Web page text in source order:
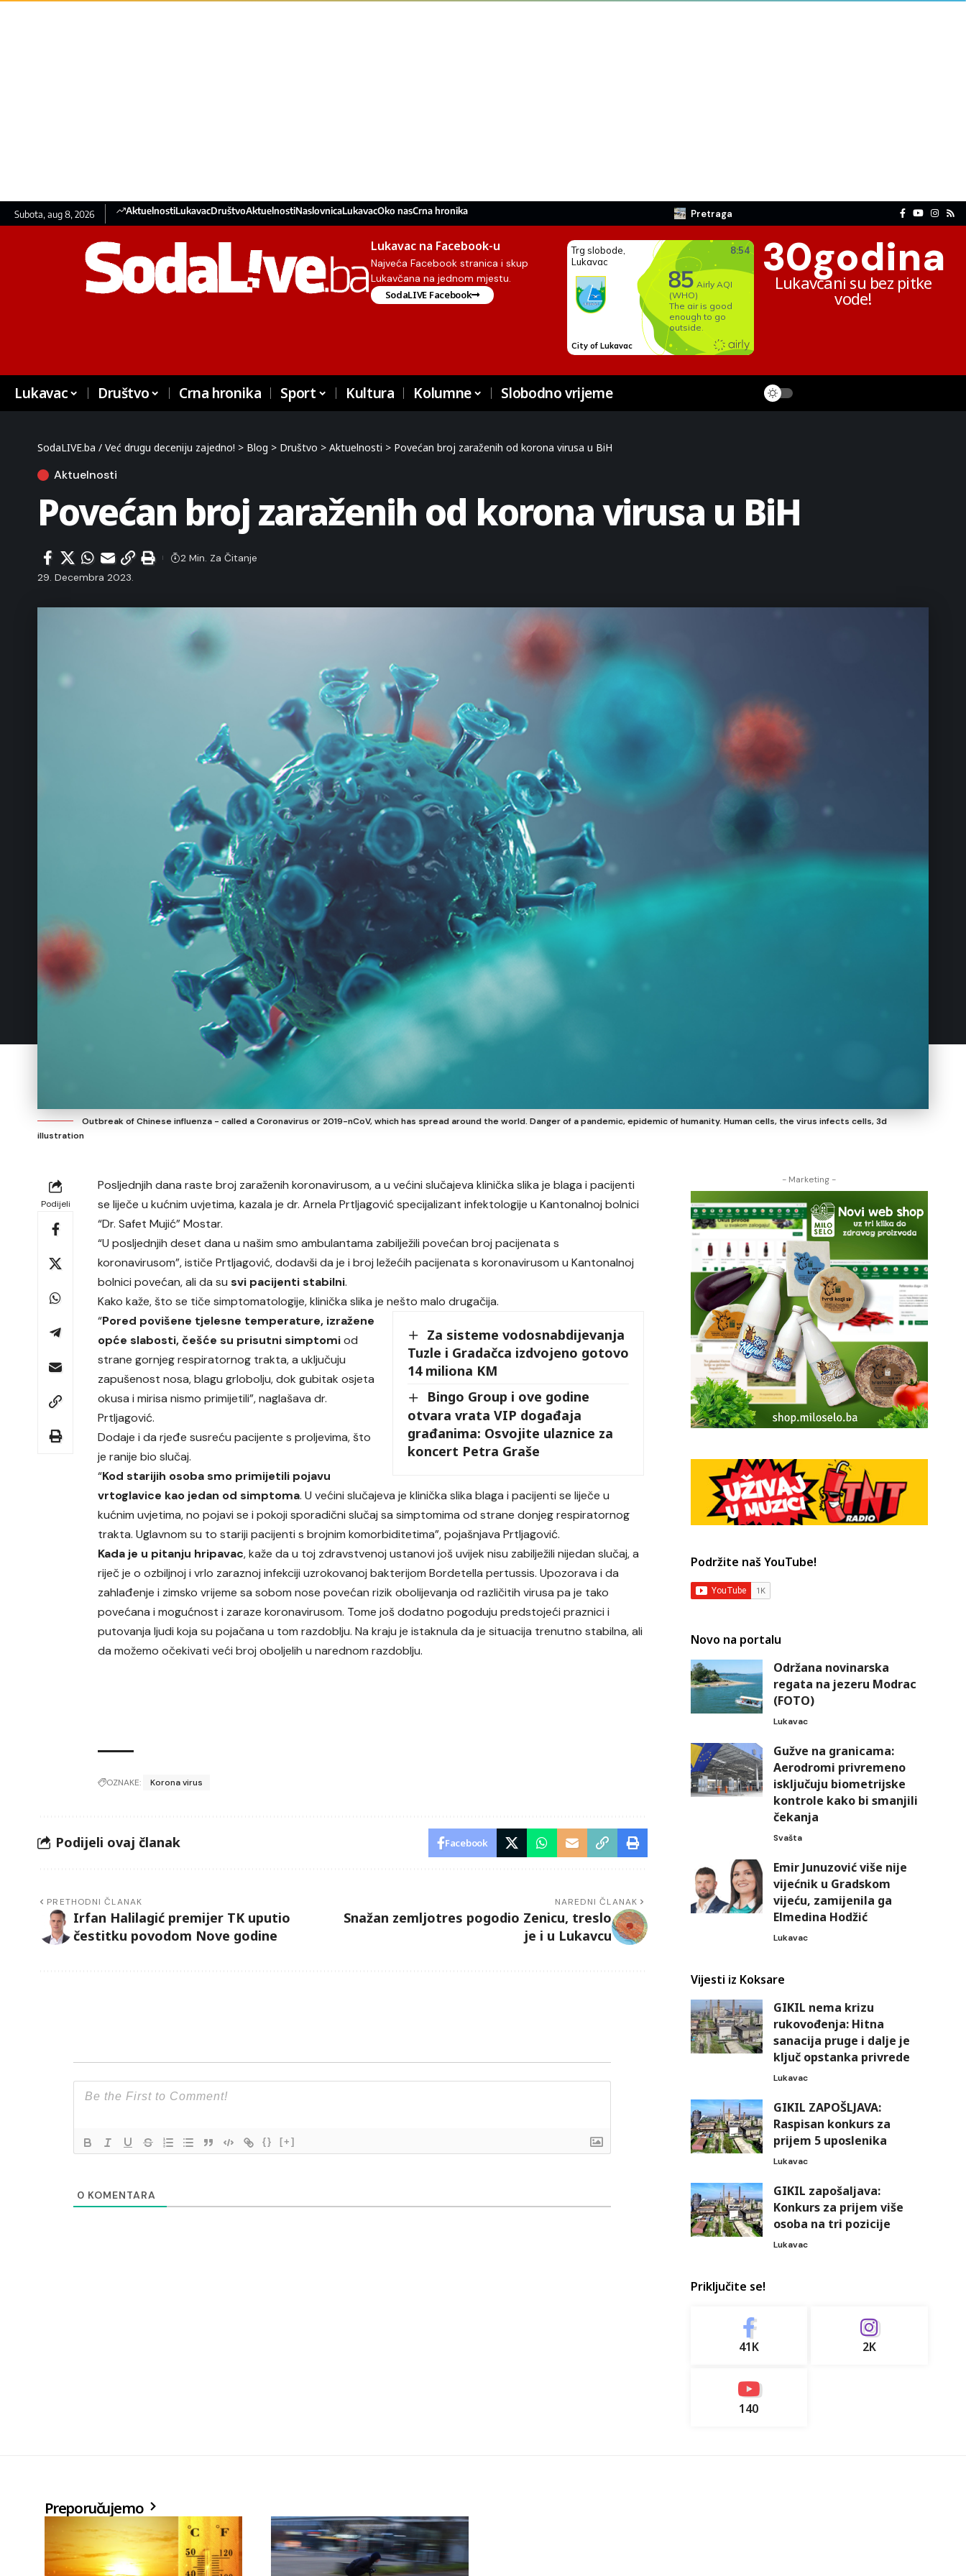
Subota, aug 8, 2026 AktuelnostiLukavacDruštvoAktuelnostiNaslovnicaLukavacOko nasCrna hronika Pretraga
Lukavac na Facebook-u
Najveća Facebook stranica i skup
Lukavčana na jednom mjestu.
SodaLIVE Facebook
30godina
Lukavčani su bez pitke
vode!
Lukavac Društvo Crna hronika Sport Kultura Kolumne Slobodno vrijeme
SodaLIVE.ba / Već drugu deceniju zajedno! > Blog > Društvo > Aktuelnosti > Povećan broj zaraženih od korona virusa u BiH
Aktuelnosti
Povećan broj zaraženih od korona virusa u BiH
29. Decembra 2023.
2 Min. Za Čitanje
Outbreak of Chinese influenza - called a Coronavirus or 2019-nCoV, which has spread around the world. Danger of a pandemic, epidemic of humanity. Human cells, the virus infects cells, 3d
illustration
Podijeli
Posljednjih dana raste broj zaraženih koronavirusom, a u većini slučajeva klinička slika je blaga i pacijenti
se liječe u kućnim uvjetima, kazala je dr. Arnela Prtljagović specijalizant infektologije u Kantonalnoj bolnici
“Dr. Safet Mujić” Mostar.
“U posljednjih deset dana u našim smo ambulantama zabilježili povećan broj pacijenata s
koronavirusom”, ističe Prtljagović, dodavši da je i broj ležećih pacijenata s koronavirusom u Kantonalnoj
bolnici povećan, ali da susvi pacijenti stabilni.
Kako kaže, što se tiče simptomatologije, klinička slika je nešto malo drugačija.
Za sisteme vodosnabdijevanja
Tuzle i Gradačca izdvojeno gotovo
14 miliona KM
Bingo Group i ove godine
otvara vrata VIP događaja
građanima: Osvojite ulaznice za
koncert Petra Graše
“Pored povišene tjelesne temperature, izražene
opće slabosti, češće su prisutni simptomiod
strane gornjeg respiratornog trakta, a uključuju
zapušenost nosa, blagu grlobolju, dok gubitak osjeta
okusa i mirisa nismo primijetili”, naglašava dr.
Prtljagović.
Dodaje i da rjeđe susreću pacijente s proljevima, što
je ranije bio slučaj.
“Kod starijih osoba smo primijetili pojavu
vrtoglavice kao jedan od simptoma. U većini slučajeva je klinička slika blaga i pacijenti se liječe u
kućnim uvjetima, no pojavi se i pokoji sporadični slučaj sa simptomima od strane donjeg respiratornog
trakta. Uglavnom su to stariji pacijenti s brojnim komorbiditetima”, pojašnjava Prtljagović.
Kada je u pitanju hripavac, kaže da u toj zdravstvenoj ustanovi još uvijek nisu zabilježili nijedan slučaj, a
riječ je o ozbiljnoj i vrlo zaraznoj infekciji uzrokovanoj bakterijom Bordetella pertussis. Upozorava i da
zahlađenje i zimsko vrijeme sa sobom nose povećan rizik obolijevanja od različitih virusa pa je tako
povećana i mogućnost i zaraze koronavirusom. Tome još dodatno pogoduju predstojeći praznici i
putovanja ljudi koja su pojačana u tom razdoblju. Na kraju je istaknula da je situacija trenutno stabilna, ali
da možemo očekivati veći broj oboljelih u narednom razdoblju.
OZNAKE: Korona virus
Podijeli ovaj članak Facebook
PRETHODNI ČLANAK
Irfan Halilagić premijer TK uputio
čestitku povodom Nove godine
NAREDNI ČLANAK
Snažan zemljotres pogodio Zenicu, treslo
je i u Lukavcu
{} [+]
0 KOMENTARA
- Marketing -
Podržite naš YouTube!
Novo na portalu
Održana novinarska
regata na jezeru Modrac
(FOTO)
Lukavac
Gužve na granicama:
Aerodromi privremeno
isključuju biometrijske
kontrole kako bi smanjili
čekanja
Svašta
Emir Junuzović više nije
vijećnik u Gradskom
vijeću, zamijenila ga
Elmedina Hodžić
Lukavac
Vijesti iz Koksare
GIKIL nema krizu
rukovođenja: Hitna
sanacija pruge i dalje je
ključ opstanka privrede
Lukavac
GIKIL ZAPOŠLJAVA:
Raspisan konkurs za
prijem 5 uposlenika
Lukavac
GIKIL zapošaljava:
Konkurs za prijem više
osoba na tri pozicije
Lukavac
Priključite se!
41K 2K
140
Preporučujemo